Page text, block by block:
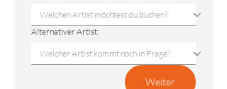
Alternativer Artist:
Weiter